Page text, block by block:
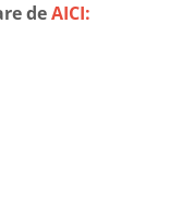
deAICI: